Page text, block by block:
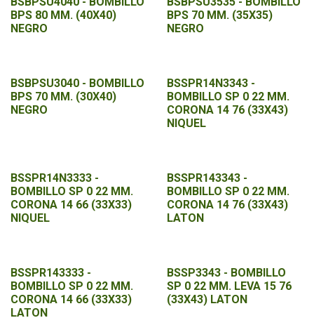
BPS 80 MM. (40X40)
NEGRO
BPS 70 MM. (35X35)
NEGRO
BSBPSU3040 - BOMBILLO
BPS 70 MM. (30X40)
NEGRO
BSSPR14N3343 -
BOMBILLO SP 0 22 MM.
CORONA 14 76 (33X43)
NIQUEL
BSSPR14N3333 -
BOMBILLO SP 0 22 MM.
CORONA 14 66 (33X33)
NIQUEL
BSSPR143343 -
BOMBILLO SP 0 22 MM.
CORONA 14 76 (33X43)
LATON
BSSPR143333 -
BOMBILLO SP 0 22 MM.
CORONA 14 66 (33X33)
LATON
BSSP3343 - BOMBILLO
SP 0 22 MM. LEVA 15 76
(33X43) LATON